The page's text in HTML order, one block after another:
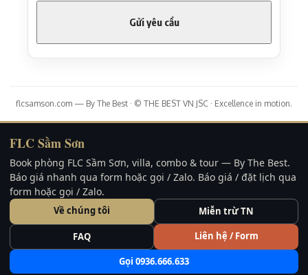
flcsamson.com — By The Best · © THE BEST VN JSC · Excellence in motion.
FLC Sầm Sơn
Book phòng FLC Sầm Sơn, villa, combo & tour — By The Best.
Báo giá nhanh qua form hoặc gọi / Zalo. Báo giá / đặt lịch qua
form hoặc gọi / Zalo.
Về chúng tôi Miễn trừ TN
FAQ Liên hệ / Form
Gọi 0936.666.633